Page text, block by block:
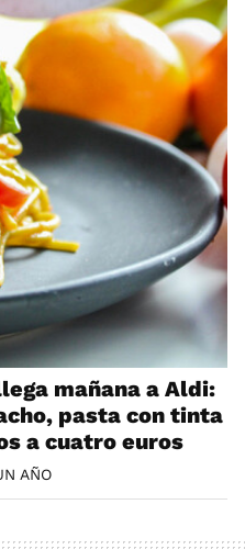
mañana a Aldi:
pasta con tinta
a cuatro euros
AÑO